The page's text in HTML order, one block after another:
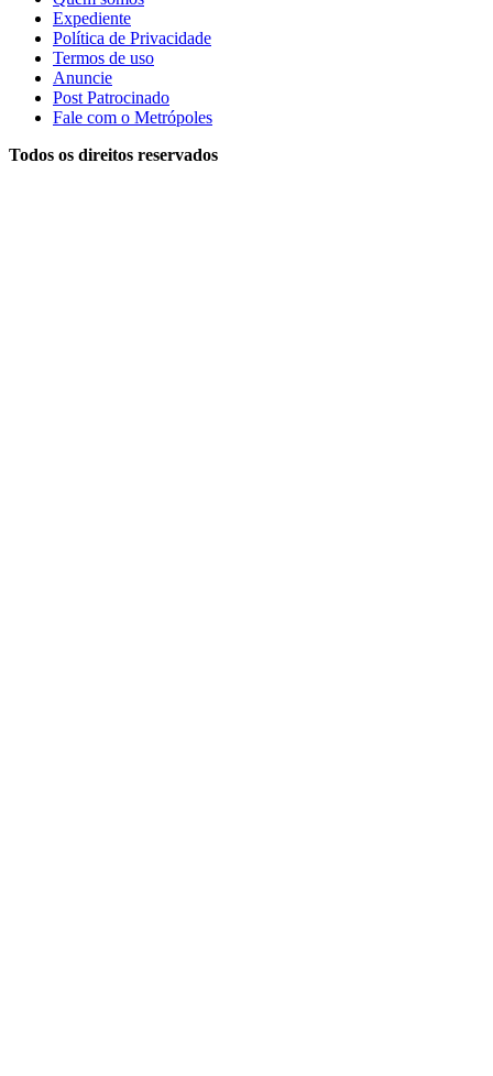
Expediente
Política de Privacidade
Termos de uso
Anuncie
Post Patrocinado
Fale com o Metrópoles
Todos os direitos reservados